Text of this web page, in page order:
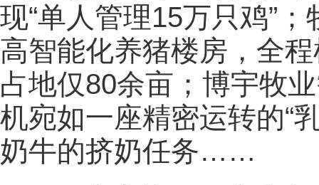
现“单人管理15万只鸡”
高智能化养猪楼房，全
占地仅80余亩；博宇牧
机宛如一座精密运转的“
奶牛的挤奶任务……